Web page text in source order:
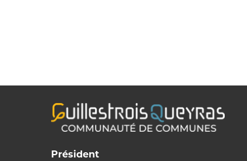
Président